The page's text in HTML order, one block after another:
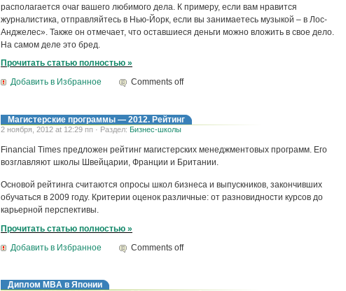
располагается очаг вашего любимого дела. К примеру, если вам нравится
журналистика, отправляйтесь в Нью-Йорк, если вы занимаетесь музыкой – в Лос-
Анджелес». Также он отмечает, что оставшиеся деньги можно вложить в свое дело.
На самом деле это бред.
Прочитать статью полностью »
Добавить в Избранное
Comments off
Магистерские программы — 2012. Рейтинг
2 ноября, 2012 at 12:29 пп · Раздел: Бизнес-школы
Financial Times предложен рейтинг магистерских менеджментовых программ. Его
возглавляют школы Швейцарии, Франции и Британии.
Основой рейтинга считаются опросы школ бизнеса и выпускников, закончивших
обучаться в 2009 году. Критерии оценок различные: от разновидности курсов до
карьерной перспективы.
Прочитать статью полностью »
Добавить в Избранное
Comments off
Диплом MBA в Японии